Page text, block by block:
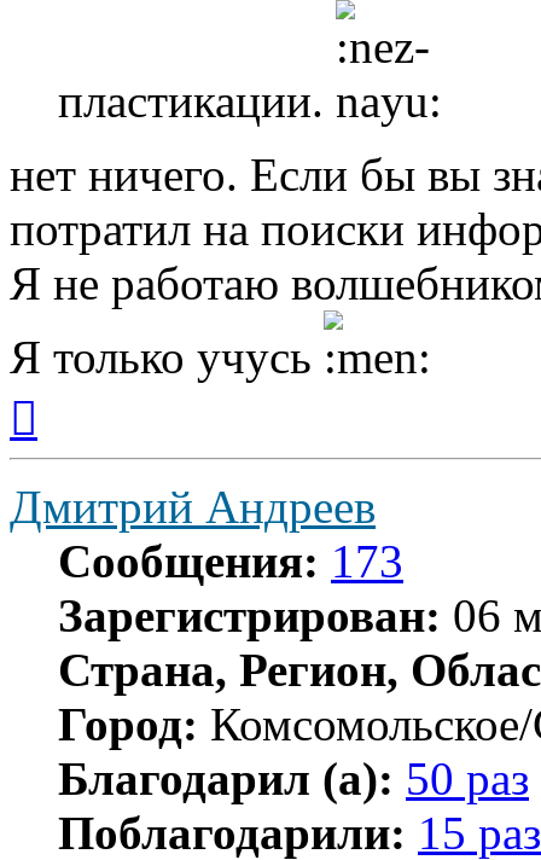
пластикации.
нет ничего. Если бы вы
потратил на поиски
Я не работаю
Я только учусь
началу
Дмитрий Андреев
Сообщения: 173
Зарегистрирован: 06
Страна, Регион,
Город:
Благодарил (а): 50 раз
Поблагодарили: 15 раз